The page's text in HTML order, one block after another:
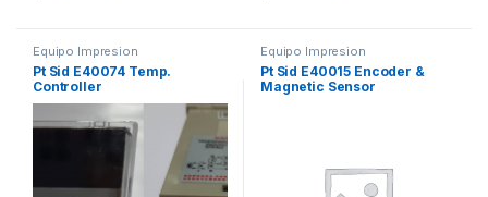
Equipo Impresion
Pt Sid E40074 Temp.
Controller
Equipo Impresion
Pt Sid E40015 Encoder &
Magnetic Sensor